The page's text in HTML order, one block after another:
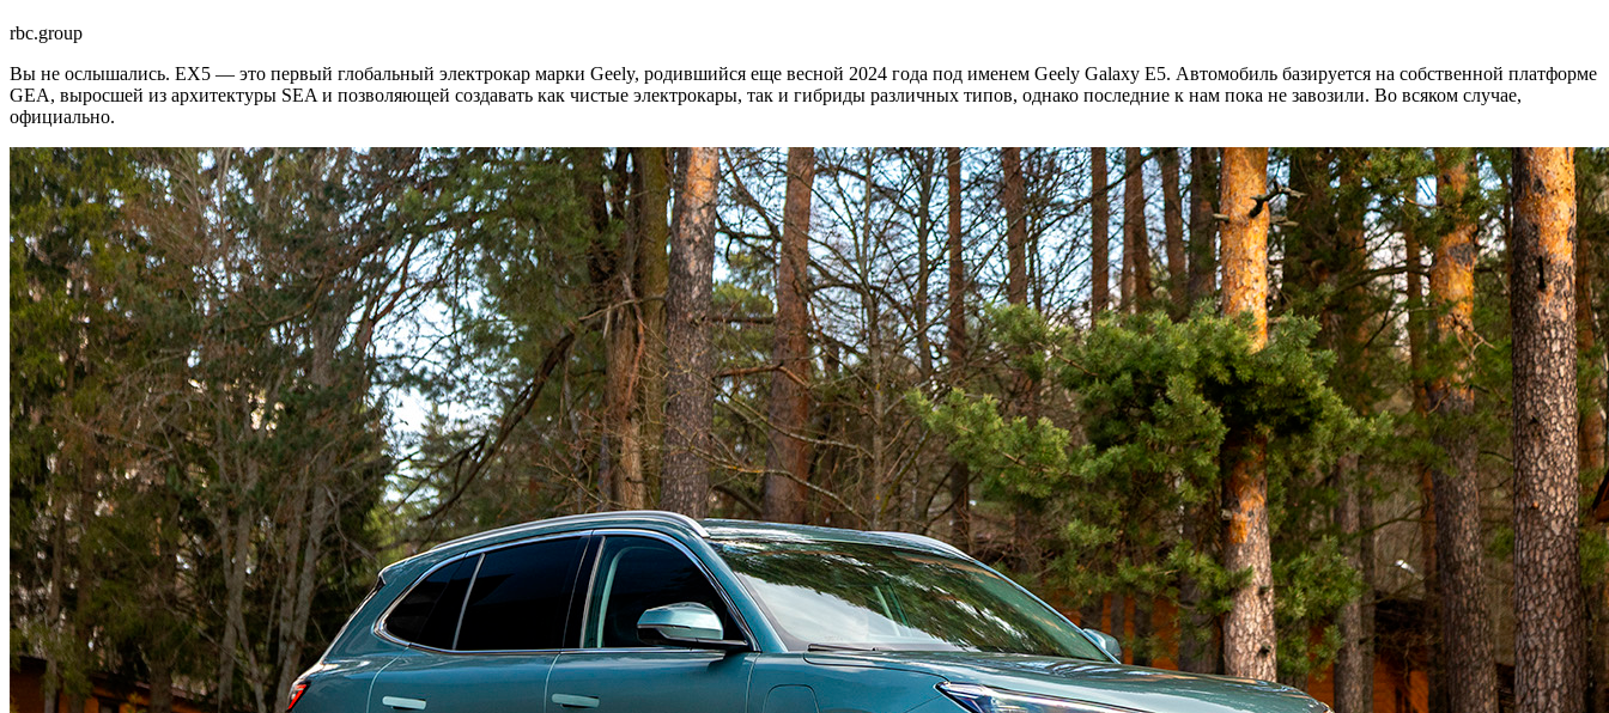
rbc.group
Вы не ослышались. EX5 — это первый глобальный электрокар марки Geely, родившийся еще весной 2024 года под именем Geely Galaxy E5. Автомобиль базируется на собственной платформе
GEA, выросшей из архитектуры SEA и позволяющей создавать как чистые электрокары, так и гибриды различных типов, однако последние к нам пока не завозили. Во всяком случае,
официально.